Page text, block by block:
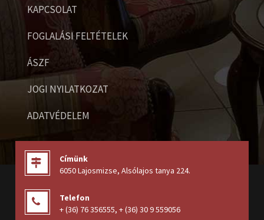
KAPCSOLAT
FOGLALÁSI FELTÉTELEK
ÁSZF
JOGI NYILATKOZAT
ADATVÉDELEM
Címünk
6050 Lajosmizse, Alsólajos tanya 224.
Telefon
+ (36) 76 356555, + (36) 30 9 559056